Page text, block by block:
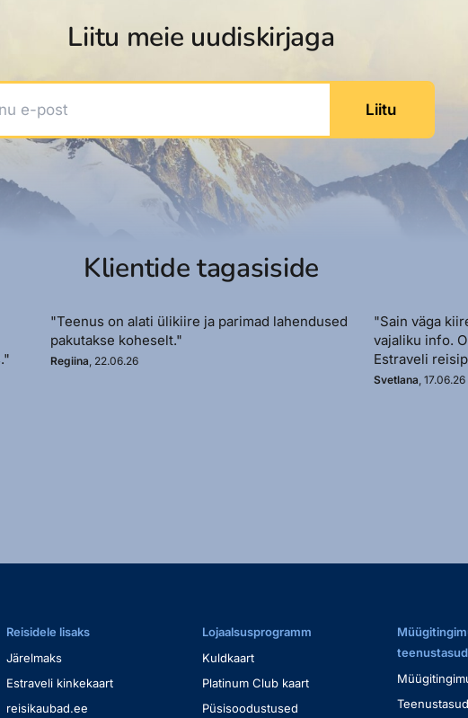
Liitu meie uudiskirjaga
e-post
Liitu
Klientide tagasiside
"Teenus on alati ülikiire ja parimad lahendused
pakutakse koheselt."
Regiina, 22.06.26
"Sain väga
vajaliku info.
Estraveli
Svetlana, 17.06.26
Reisidele lisaks
Järelmaks
Estraveli kinkekaart
reisikaubad.ee
Lojaalsusprogramm
Kuldkaart
Platinum Club kaart
Püsisoodustused
teenustasud
Teenustasud